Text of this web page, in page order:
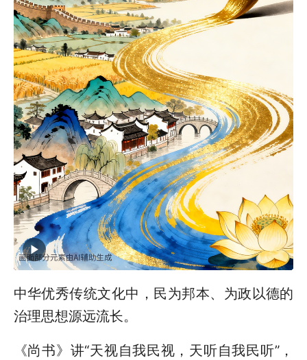
中华优秀传统文化中，民为邦本、为政以德的
治理思想源远流长。
《尚书》讲“天视自我民视，天听自我民听”，